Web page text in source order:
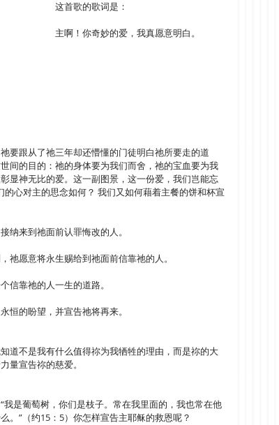
这首歌的歌词是：
主啊！你奇妙的爱，我真愿意明白。
要跟从了祂三年却还懵懂的门徒明白祂所要走的道
间的目的：祂的身体要为我们而舍，祂的宝血要为我
显神无比的爱。这一副图景，这一份爱，我们岂能忘
心对主的思念如何？ 我们又如何藉着主餐的饼和杯宣
纳来到祂面前认罪悔改的人。
祂愿意将永生赐给到祂面前信靠祂的人。
信靠祂的人一生的道路。
恒的盼望，并宣告祂将再来。
道不是我有什么值得祢为我牺牲的理由，而是祢的大
量宣告祢的慈爱。
是葡萄树，你们是枝子。常在我里面的，我也常在他
。”（约15：5）你怎样宣告主耶稣的救恩呢？